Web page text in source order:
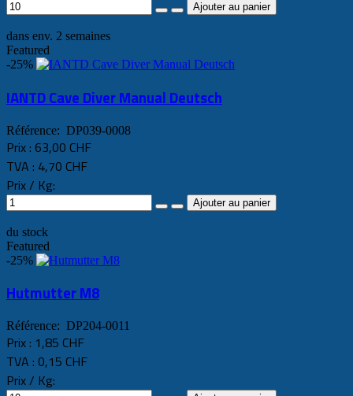
dans env. 2 semaines
Featured
-25%
IANTD Cave Diver Manual Deutsch
Référence: DP039-0008
Prix : 63,00 CHF
TVA : 4,70 CHF
Prix / Kg:
du stock
Featured
-25%
Hutmutter M8
Référence: DP204-0011
Prix : 1,85 CHF
TVA : 0,15 CHF
Prix / Kg: